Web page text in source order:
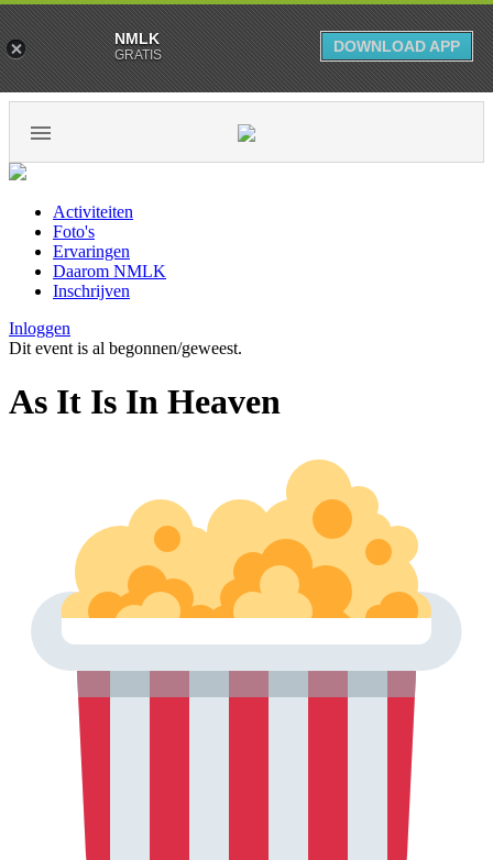
Activiteiten
Foto's
Ervaringen
Daarom NMLK
Inschrijven
Inloggen
Dit event is al begonnen/geweest.
As It Is In Heaven
NMLK
GRATIS DOWNLOAD APP